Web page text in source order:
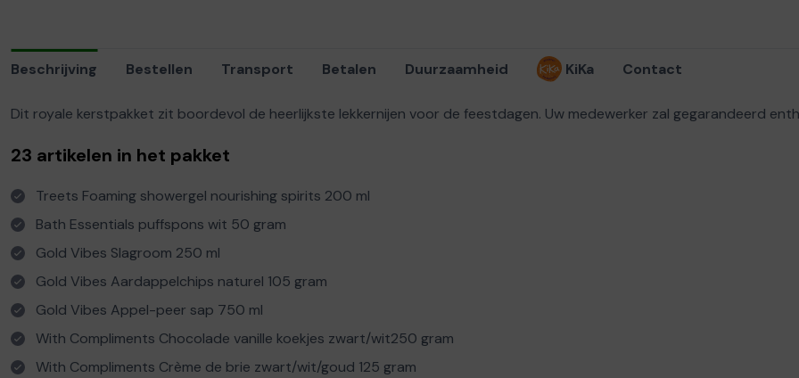
Beschrijving Bestellen Transport Betalen Duurzaamheid KiKa Contact
Dit royale kerstpakket zit boordevol de heerlijkste lekkernijen voor de feestdagen. Uw medewerker zal gegarandeerd
23 artikelen in het pakket
Treets Foaming showergel nourishing spirits 200 ml
Bath Essentials puffspons wit 50 gram
Gold Vibes Slagroom 250 ml
Gold Vibes Aardappelchips naturel 105 gram
Gold Vibes Appel-peer sap 750 ml
With Compliments Chocolade vanille koekjes zwart/wit250 gram
With Compliments Crème de brie zwart/wit/goud 125 gram